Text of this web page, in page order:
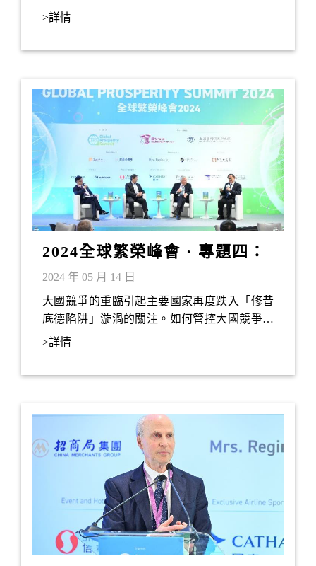
發展。
>詳情
2024全球繁榮峰會 · 專題四：
大國競爭與和平共處
2024 年 05 月 14 日
大國競爭的重臨引起主要國家再度跌入「修昔
底德陷阱」漩渦的關注。如何管控大國競爭產
生的分歧及壓力，將對於緩解大國衝突的風險
>詳情